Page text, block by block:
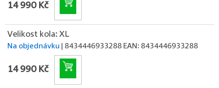
14 990 Kč
Velikost kola: XL
Na objednávku | 8434446933288 EAN: 8434446933288
14 990 Kč